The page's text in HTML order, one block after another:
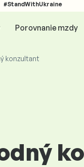
#StandWithUkraine
Porovnanie mzdy
konzultant